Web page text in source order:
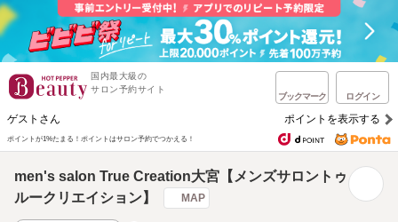
国内最大級の
サロン予約サイト
ブックマーク ログイン
ゲストさん ポイントを表示する
ポイントが1%たまる！ ポイントはサロン予約でつかえる！
men's salon True Creation大宮【メンズサロントゥ
ルークリエイション】
MAP